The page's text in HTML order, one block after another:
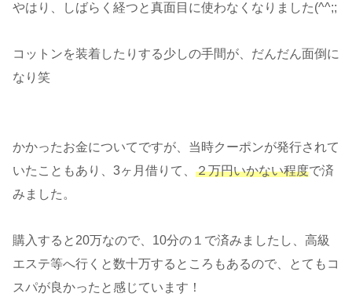
やはり、しばらく経つと真面目に使わなくなりました(^^;;
コットンを装着したりする少しの手間が、だんだん面倒に
なり笑
かかったお金についてですが、当時クーポンが発行されて
いたこともあり、3ヶ月借りて、 ２万円いかない程度で済
みました。
購入すると20万なので、10分の１で済みましたし、高級
エステ等へ行くと数十万するところもあるので、とてもコ
スパが良かったと感じています！